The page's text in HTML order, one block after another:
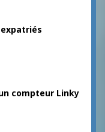
compteur Linky